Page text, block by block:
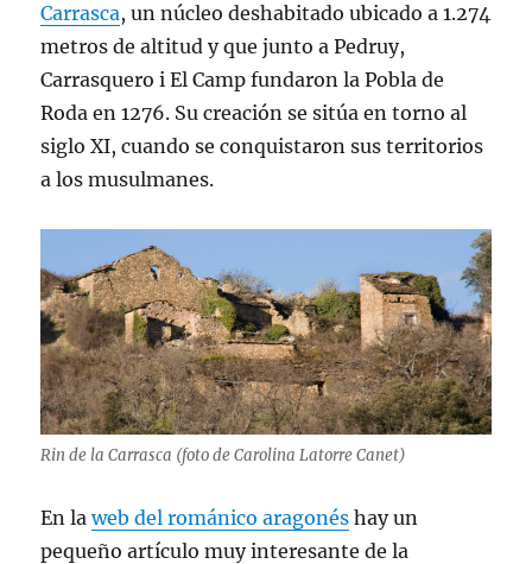
Carrasca, un núcleo deshabitado ubicado a 1.274
metros de altitud y que junto a Pedruy,
Carrasquero i El Camp fundaron la Pobla de
Roda en 1276. Su creación se sitúa en torno al
siglo XI, cuando se conquistaron sus territorios
a los musulmanes.
Rin de la Carrasca (foto de Carolina Latorre Canet)
En laweb del románico aragonés hay un
pequeño artículo muy interesante de la